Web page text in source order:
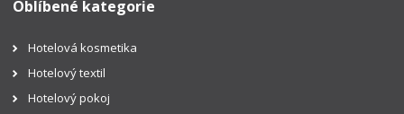
Oblíbené kategorie
Hotelová kosmetika
Hotelový textil
Hotelový pokoj